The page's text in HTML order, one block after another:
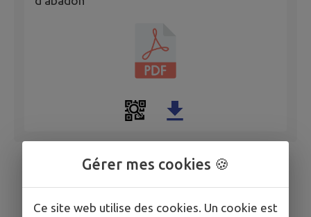
Gérer mes cookies 🍪
Ce site web utilise des cookies. Un cookie est